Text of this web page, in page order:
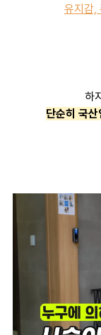
유지감,
하
단순히 국